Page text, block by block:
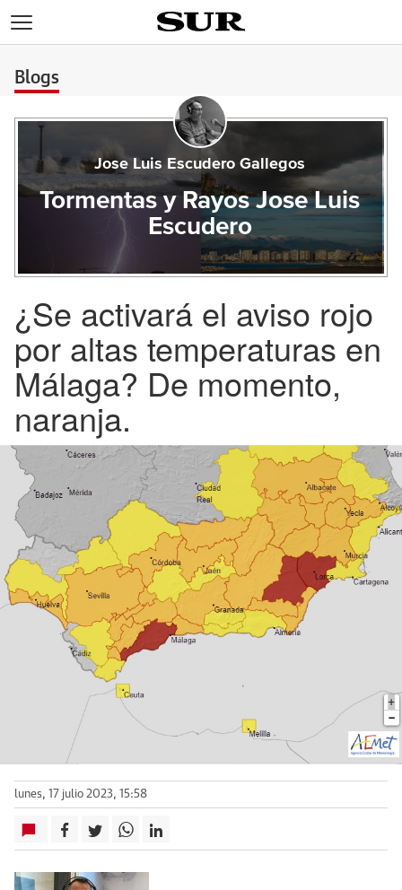
Blogs
Jose Luis Escudero Gallegos
Tormentas y Rayos Jose Luis
Escudero
¿Se activará el aviso rojo
por altas temperaturas en
Málaga? De momento,
naranja.
lunes, 17 julio 2023, 15:58